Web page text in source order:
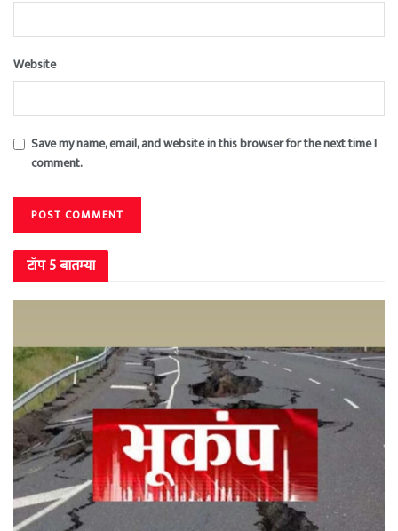
Website
Save my name, email, and website in this browser for the next time I
comment.
टॉप 5 बातम्या